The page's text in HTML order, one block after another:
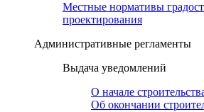
Местные нормативы
проектирования
Административные регламенты
Выдача уведомлений
О начале
Об окончании